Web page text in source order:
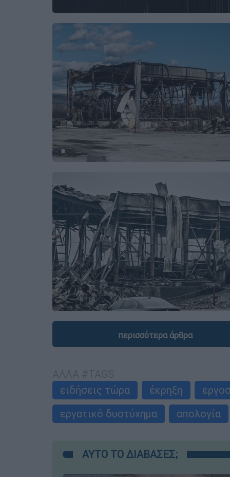
περισσότερα άρθρα
ειδήσεις τώρα
έκρηξη
εργατικό δυστύχημα
απολογία
ΑΥΤΟ ΤΟ ΔΙΑΒΑΣΕΣ;